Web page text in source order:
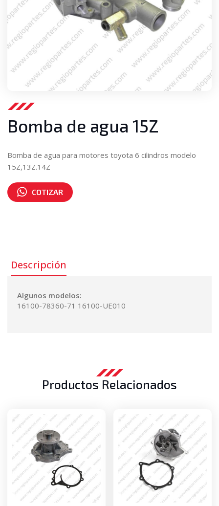
Bomba de agua 15Z
Bomba de agua para motores toyota 6 cilindros modelo
15Z,13Z.14Z
COTIZAR
Descripción
Algunos modelos:
16100-78360-71 16100-UE010
Productos Relacionados